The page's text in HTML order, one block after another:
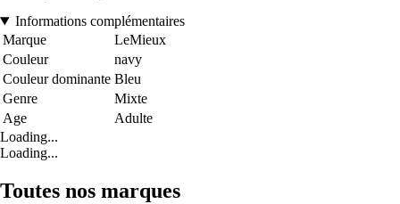
Informations complémentaires
Marque
LeMieux
Couleur
navy
Couleur dominante Bleu
Genre
Mixte
Age
Adulte
Loading...
Loading...
Toutes nos marques